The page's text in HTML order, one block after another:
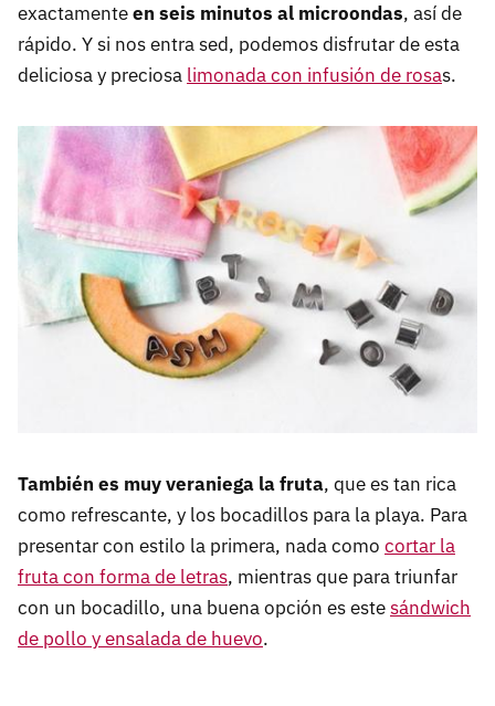
exactamenteen seis minutos al microondas, así de
rápido. Y si nos entra sed, podemos disfrutar de esta
deliciosa y preciosa limonada con infusión de rosas.
También es muy veraniega la fruta, que es tan rica
como refrescante, y los bocadillos para la playa. Para
presentar con estilo la primera, nada como cortar la
fruta con forma de letras, mientras que para triunfar
con un bocadillo, una buena opción es estesándwich
de pollo y ensalada de huevo.